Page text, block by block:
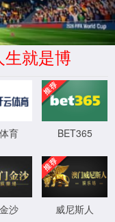
师资力量 人才培养